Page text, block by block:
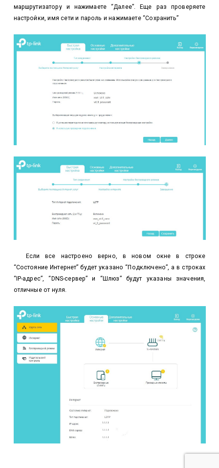
маршрутизатору и нажимаете “Далее”. Еще раз проверяете
настройки, имя сети и пароль и нажимаете “Сохранить”
Если все настроено верно, в новом окне в строке
“Состояние Интернет” будет указано “Подключено”, а в строках
“IP-адрес”, “DNS-сервер” и “Шлюз” будут указаны значения,
отличные от нуля.